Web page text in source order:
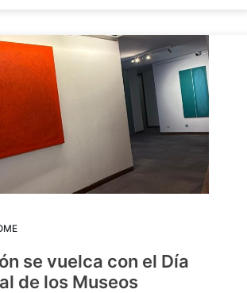
se vuelca con el Día
de los Museos